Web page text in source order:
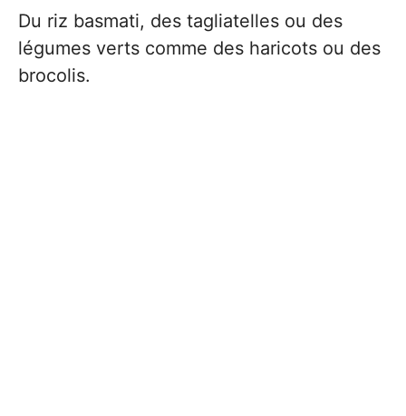
Du riz basmati, des tagliatelles ou des
légumes verts comme des haricots ou des
brocolis.